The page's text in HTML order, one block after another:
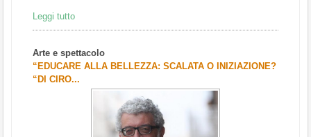
Leggi tutto
Arte e spettacolo
“EDUCARE ALLA BELLEZZA: SCALATA O INIZIAZIONE?
“DI CIRO...